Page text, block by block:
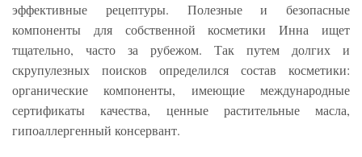
эффективные рецептуры. Полезные и безопасные
компоненты для собственной косметики Инна ищет
тщательно, часто за рубежом. Так путем долгих и
скрупулезных поисков определился состав косметики:
органические компоненты, имеющие международные
сертификаты качества, ценные растительные масла,
гипоаллергенный консервант.